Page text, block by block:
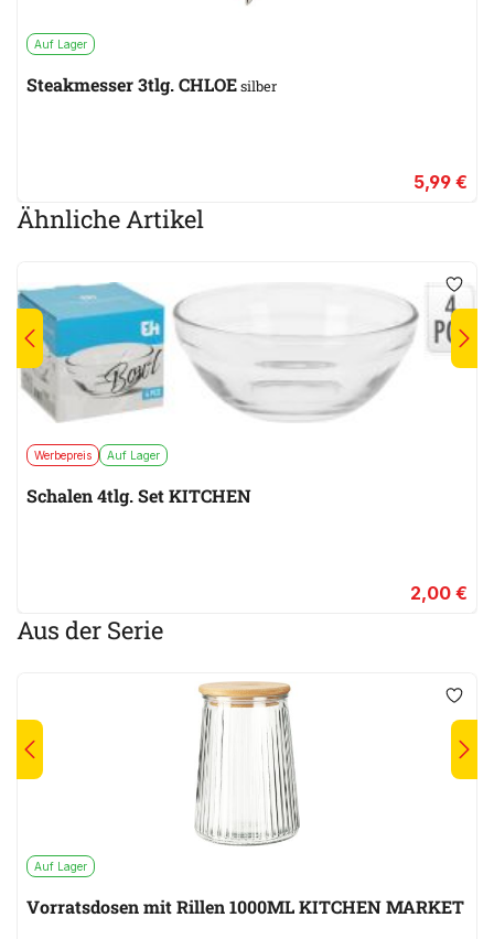
Auf Lager
Steakmesser 3tlg. CHLOEsilber
5,99 €
Ähnliche Artikel
Werbepreis Auf Lager
Schalen 4tlg. Set KITCHEN
2,00 €
Aus der Serie
Auf Lager
Vorratsdosen mit Rillen 1000ML KITCHEN MARKET